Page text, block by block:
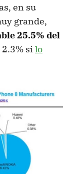
en su
grande,
25.5% del
2.3% si lo